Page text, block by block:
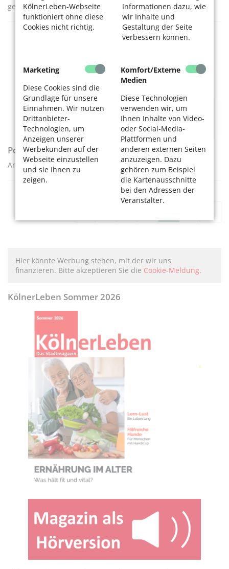
KölnerLeben-Webseite
funktioniert ohne diese
Cookies nicht richtig.
Informationen dazu, wie
wir Inhalte und
Gestaltung der Seite
verbessern können.
Marketing
Diese Cookies sind die
Grundlage für unsere
Einnahmen. Wir nutzen
Drittanbieter-
Technologien, um
Anzeigen unserer
Werbekunden auf der
Webseite einzustellen
und sie Ihnen zu
zeigen.
Komfort/Externe
Medien
Diese Technologien
verwenden wir, um
Ihnen Inhalte von Video-
oder Social-Media-
Plattformen und
anderen externen Seiten
anzuzeigen. Dazu
gehören zum Beispiel
die Kartenausschnitte
bei den Adressen der
Veranstalter.
gesucht!
Podcast 8: Altengerecht Wohnen
Anpassungen, um lange daheim leben zu können
Hier könnte Werbung stehen, mit der wir uns
finanzieren. Bitte akzeptieren Sie die Cookie-Meldung.
KölnerLeben Sommer 2026